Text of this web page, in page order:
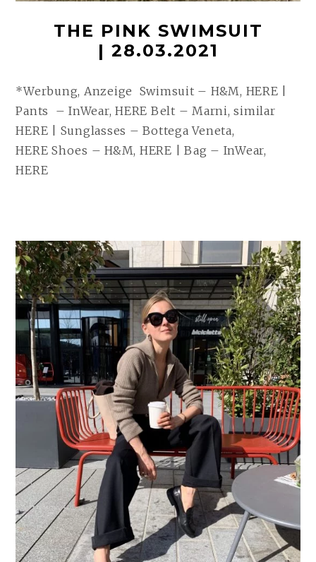
THE PINK SWIMSUIT
| 28.03.2021
*Werbung, Anzeige Swimsuit – H&M, HERE |
Pants – InWear, HERE Belt – Marni, similar
HERE | Sunglasses – Bottega Veneta,
HERE Shoes – H&M, HERE | Bag – InWear,
HERE